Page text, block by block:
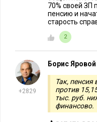
Рисунок 4. Чем
пенсии в нем над ПМП
Списки регионов с
70% своей
пенсию и
старость
2
+2829
Борис Яровой
Так,
против
тыс. руб.
финансово.